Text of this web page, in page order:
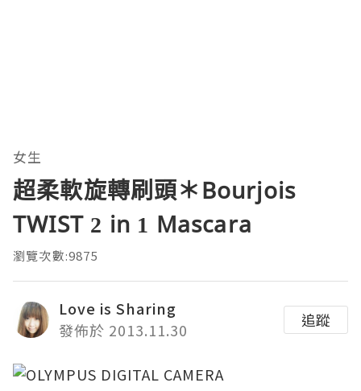
女生
超柔軟旋轉刷頭＊Bourjois
TWIST 2 in 1 Mascara
瀏覽次數:9875
Love is Sharing
發佈於 2013.11.30
追蹤